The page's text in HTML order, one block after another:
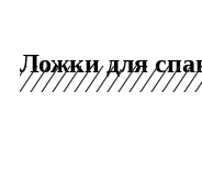
Ложки для